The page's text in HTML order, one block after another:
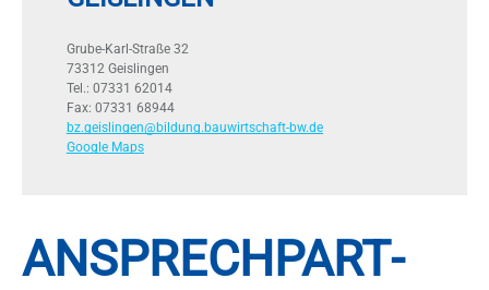
Gru­be-Karl-Stra­ße 32
73312 Geis­lin­gen
Tel.: 07331 62014
Fax: 07331 68944
bz.geislingen@bildung.bauwirtschaft-bw.de
Google Maps
AN­SPRECH­PART­